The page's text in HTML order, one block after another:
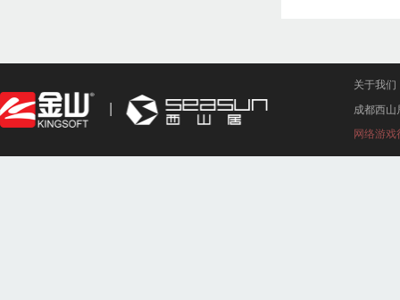
关于我们
成都西山
网络游